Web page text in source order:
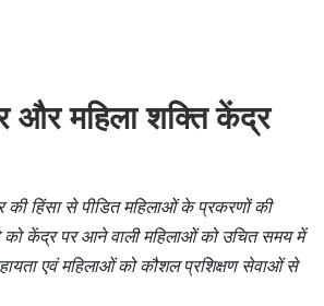
और महिला शक्ति केंद्र
की हिंसा से पीडित महिलाओं के प्रकरणों की
को केंद्र पर आने वाली महिलाओं को उचित समय में
एवं महिलाओं को कौशल प्रशिक्षण सेवाओं से